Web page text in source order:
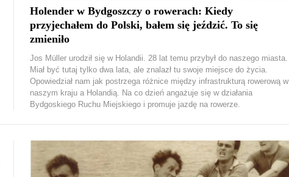
Holender w Bydgoszczy o rowerach: Kiedy
przyjechałem do Polski, bałem się jeździć. To się
zmieniło
Jos Müller urodził się w Holandii. 28 lat temu przybył do naszego miasta.
Miał być tutaj tylko dwa lata, ale znalazł tu swoje miejsce do życia.
Opowiedział nam jak postrzega różnice między infrastrukturą rowerową w
naszym kraju a Holandią. Na co dzień angażuje się w działania
Bydgoskiego Ruchu Miejskiego i promuje jazdę na rowerze.